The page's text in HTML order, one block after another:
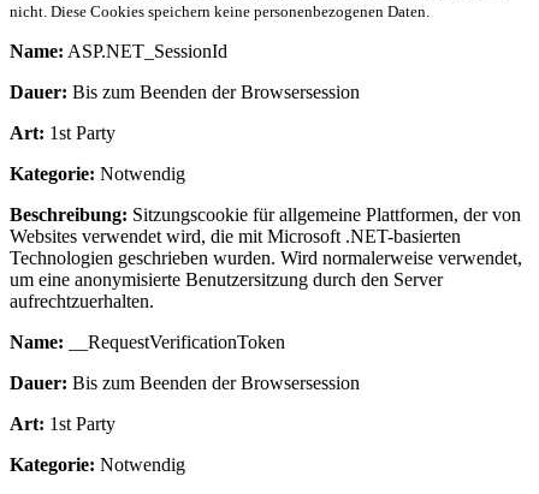
nicht. Diese Cookies speichern keine personenbezogenen Daten.
Name: ASP.NET_SessionId
Dauer: Bis zum Beenden der Browsersession
Art: 1st Party
Kategorie: Notwendig
Beschreibung: Sitzungscookie für allgemeine Plattformen, der von
Websites verwendet wird, die mit Microsoft .NET-basierten
Technologien geschrieben wurden. Wird normalerweise verwendet,
um eine anonymisierte Benutzersitzung durch den Server
aufrechtzuerhalten.
Name: __RequestVerificationToken
Dauer: Bis zum Beenden der Browsersession
Art: 1st Party
Kategorie: Notwendig